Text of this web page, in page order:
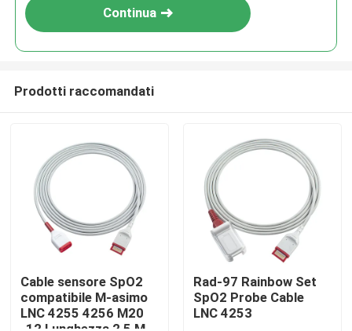
Continua
Prodotti raccomandati
Cable sensore SpO2
compatibile M-asimo
LNC 4255 4256 M20
Rad-97 Rainbow Set
SpO2 Probe Cable
LNC 4253